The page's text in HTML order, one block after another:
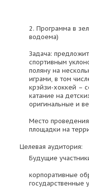
2. Программа в
водоема)
Задача:
спортивным
поляну на
играми, в том
крэйзи-хоккей –
катание на
оригинальные и
Место
площадки на
Целевая аудитория:
Будущие
корпоративные
государственные